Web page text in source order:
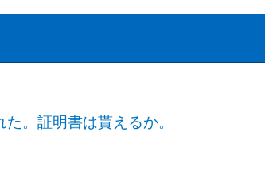
。証明書は貰えるか。